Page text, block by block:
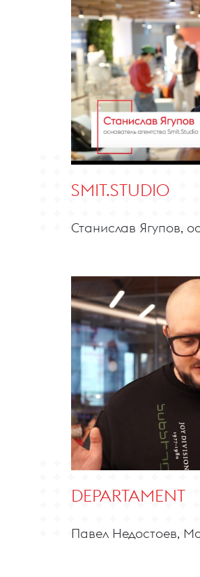
SMIT.STUDIO
Станислав Ягупов,
DEPARTAMENT
Павел Недостоев,